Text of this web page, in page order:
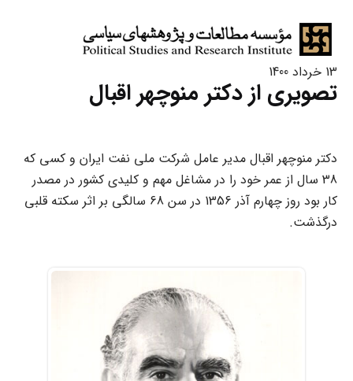
13 خرداد 1400
تصویری از دکتر منوچهر اقبال
دکتر منوچهر اقبال مدیر عامل شرکت ملی نفت ایران و کسی که
38 سال از عمر خود را در مشاغل مهم و کلیدی کشور در مصدر
کار بود روز چهارم آذر 1356 در سن 68 سالگی بر اثر سکته قلبی
درگذشت.